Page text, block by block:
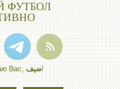
ФУТБОЛ
Вас,ضيف!